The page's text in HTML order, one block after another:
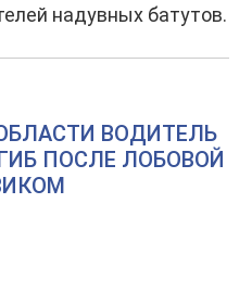
надувных батутов.
ВОДИТЕЛЬ
ПОСЛЕ ЛОБОВОЙ